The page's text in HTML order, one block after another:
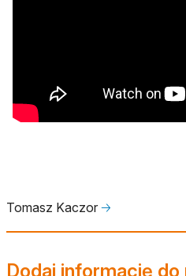
Tomasz Kaczor 🡢
Dodaj informację do